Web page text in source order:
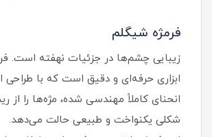
فرمژه شیگلم
زیبایی چشم‌ها در جزئیات نهفته است.
ابزاری حرفه‌ای و دقیق است که با طراحی
انحنای کاملاً مهندسی‌ شده، مژه‌ها را از
شکلی یکنواخت و طبیعی حالت می‌دهد.